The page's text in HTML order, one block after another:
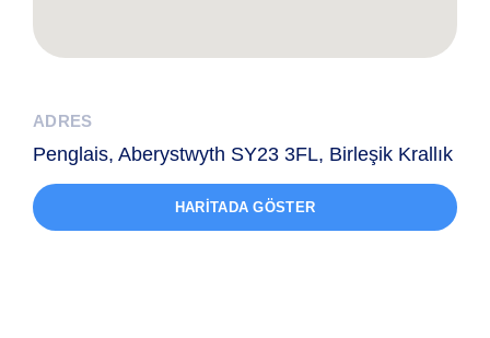
ADRES
Penglais, Aberystwyth SY23 3FL, Birleşik Krallık
HARITADA GÖSTER